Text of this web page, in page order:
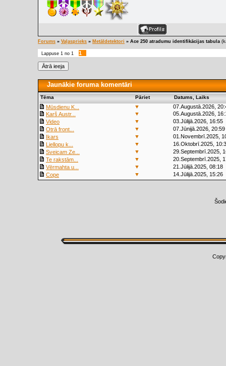
Forums » Vaļasprieks » Metāldetektori » Ace 250 atradumu identifikācijas tabula
Lappuse 1 no 1 1
Jaunākie foruma komentāri
Tēma Pāriet Datums, Laiks
Mūsdienu K... ▼
07.Augustā.2026,
Karš Austr...
▼
05.Augustā.2026,
Video
▼
03.Jūlijā.2026, 16:55
Otrā front...
▼
07.Jūnijā.2026, 20:59
Ikars
▼
01.Novembrī.2025,
Liellopu k...
▼
16.Oktobrī.2025,
Sveicam Ze...
▼
29.Septembrī.2025,
Te rakstām...
▼
20.Septembrī.2025,
Vērmahta u...
▼
21.Jūlijā.2025, 08:18
Cope
▼ 14.Jūlijā.2025, 15:26